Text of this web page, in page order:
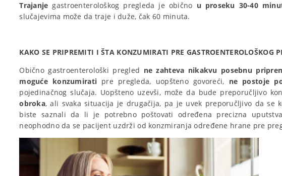
Trajanje gastroenterološkog pregleda je obično u proseku 30-40
slučajevima može da traje i duže, čak 60 minuta.
KAKO SE PRIPREMITI I ŠTA KONZUMIRATI PRE GASTROENTEROLOŠKOG
Obično gastroenterološki pregled ne zahteva nikakvu posebnu
moguće konzumirati pre pregleda, uopšteno govoreći, ne postoje
pojedinačnog slučaja. Uopšteno uzevši, može da bude preporučljivo
obroka, ali svaka situacija je drugačija, pa je uvek preporučljivo da se
biste saznali da li je potrebno poštovati određena precizna
neophodno da se pacijent uzdrži od konzmiranja određene hrane pre